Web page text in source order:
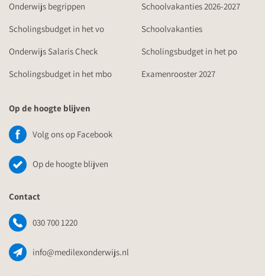
Onderwijs begrippen
Schoolvakanties 2026-2027
Scholingsbudget in het vo
Schoolvakanties
Onderwijs Salaris Check
Scholingsbudget in het po
Scholingsbudget in het mbo
Examenrooster 2027
Op de hoogte blijven
Volg ons op Facebook
Op de hoogte blijven
Contact
030 700 1220
info@medilexonderwijs.nl